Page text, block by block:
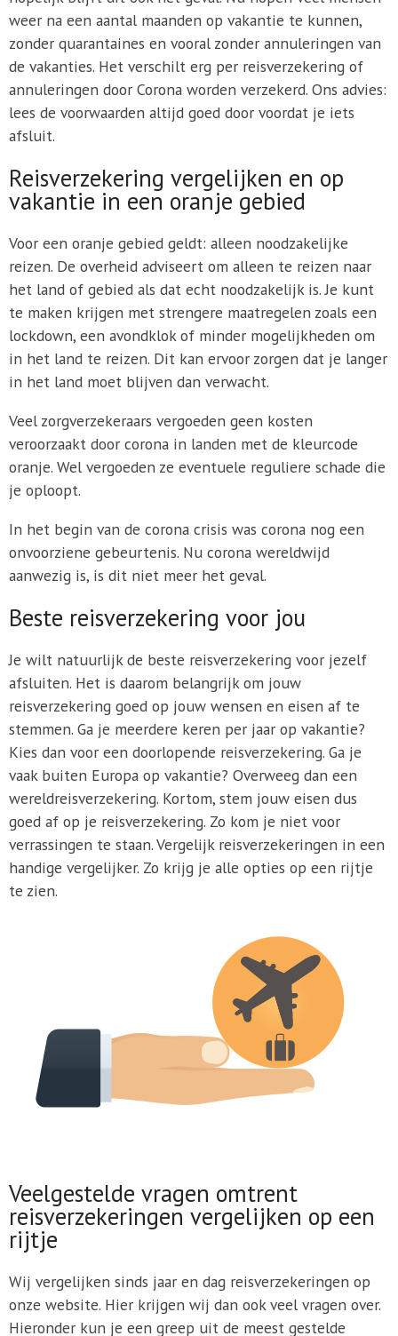
weer na een aantal maanden op vakantie te kunnen,
zonder quarantaines en vooral zonder annuleringen van
de vakanties. Het verschilt erg per reisverzekering of
annuleringen door Corona worden verzekerd. Ons advies:
lees de voorwaarden altijd goed door voordat je iets
afsluit.
Reisverzekering vergelijken en op
vakantie in een oranje gebied
Voor een oranje gebied geldt: alleen noodzakelijke
reizen. De overheid adviseert om alleen te reizen naar
het land of gebied als dat echt noodzakelijk is. Je kunt
te maken krijgen met strengere maatregelen zoals een
lockdown, een avondklok of minder mogelijkheden om
in het land te reizen. Dit kan ervoor zorgen dat je langer
in het land moet blijven dan verwacht.
Veel zorgverzekeraars vergoeden geen kosten
veroorzaakt door corona in landen met de kleurcode
oranje. Wel vergoeden ze eventuele reguliere schade die
je oploopt.
In het begin van de corona crisis was corona nog een
onvoorziene gebeurtenis. Nu corona wereldwijd
aanwezig is, is dit niet meer het geval.
Beste reisverzekering voor jou
Je wilt natuurlijk de beste reisverzekering voor jezelf
afsluiten. Het is daarom belangrijk om jouw
reisverzekering goed op jouw wensen en eisen af te
stemmen. Ga je meerdere keren per jaar op vakantie?
Kies dan voor een doorlopende reisverzekering. Ga je
vaak buiten Europa op vakantie? Overweeg dan een
wereldreisverzekering. Kortom, stem jouw eisen dus
goed af op je reisverzekering. Zo kom je niet voor
verrassingen te staan. Vergelijk reisverzekeringen in een
handige vergelijker. Zo krijg je alle opties op een rijtje
te zien.
Veelgestelde vragen omtrent
reisverzekeringen vergelijken op een
rijtje
Wij vergelijken sinds jaar en dag reisverzekeringen op
onze website. Hier krijgen wij dan ook veel vragen over.
Hieronder kun je een greep uit de meest gestelde